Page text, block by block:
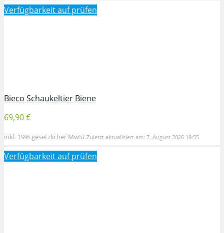
Verfügbarkeit aufprüfen
Bieco Schaukeltier Biene
69,90 €
inkl. 19% gesetzlicher MwSt.Zuletzt aktualisiert am: 7. August 2026 19:55
Verfügbarkeit aufprüfen